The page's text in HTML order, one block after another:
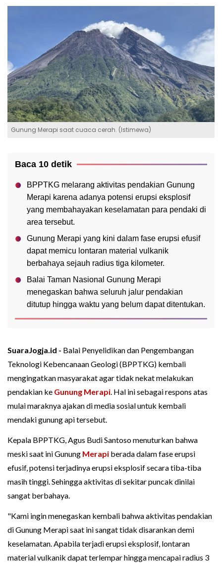
Gunung Merapi saat cuaca cerah. (Istimewa)
Baca 10 detik
BPPTKG melarang aktivitas pendakian Gunung
Merapi karena adanya potensi erupsi eksplosif
yang membahayakan keselamatan para pendaki di
area tersebut.
Gunung Merapi yang kini dalam fase erupsi efusif
dapat memicu lontaran material vulkanik
berbahaya sejauh radius tiga kilometer.
Balai Taman Nasional Gunung Merapi
menegaskan bahwa seluruh jalur pendakian
ditutup hingga waktu yang belum dapat ditentukan.
SuaraJogja.id - Balai Penyelidikan dan Pengembangan
Teknologi Kebencanaan Geologi (BPPTKG) kembali
mengingatkan masyarakat agar tidak nekat melakukan
pendakian ke Gunung Merapi. Hal ini sebagai respons atas
mulai maraknya ajakan di media sosial untuk kembali
mendaki gunung api tersebut.
Kepala BPPTKG, Agus Budi Santoso menuturkan bahwa
meski saat ini Gunung Merapi berada dalam fase erupsi
efusif, potensi terjadinya erupsi eksplosif secara tiba-tiba
masih tinggi. Sehingga aktivitas di sekitar puncak dinilai
sangat berbahaya.
"Kami ingin menegaskan kembali bahwa aktivitas pendakian
di Gunung Merapi saat ini sangat tidak disarankan demi
keselamatan. Apabila terjadi erupsi eksplosif, lontaran
material vulkanik dapat terlempar hingga mencapai radius 3